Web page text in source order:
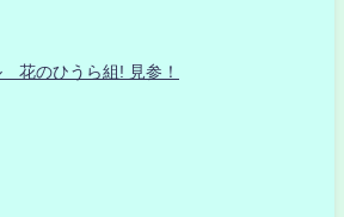
花のひうら組! 見参！